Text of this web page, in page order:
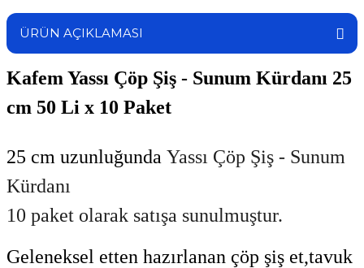
ÜRÜN AÇIKLAMASI
Kafem Yassı Çöp Şiş - Sunum Kürdanı 25
cm 50 Li x 10 Paket
25 cm uzunluğunda Yassı Çöp Şiş - Sunum
Kürdanı
10 paket olarak satışa sunulmuştur.
Geleneksel etten hazırlanan çöp şiş et,tavuk